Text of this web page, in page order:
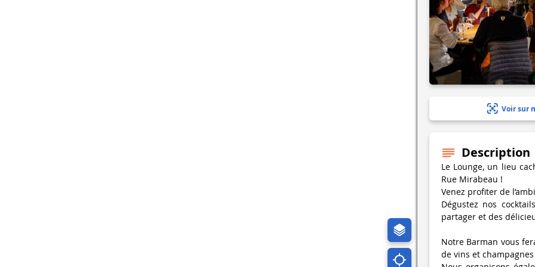
Voir sur
Description
Le Lounge, un lieu
Rue Mirabeau !
Venez profiter de
Dégustez nos
partager et des
Notre Barman vous
de vins et